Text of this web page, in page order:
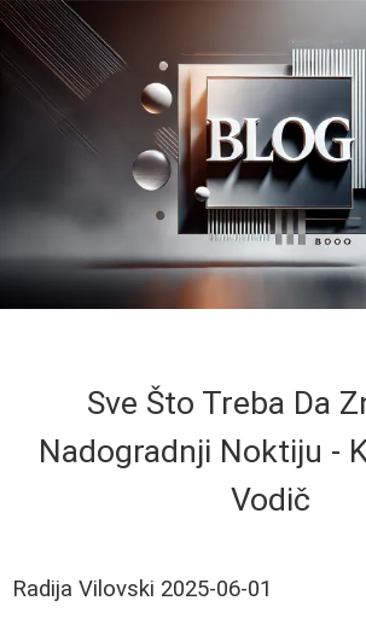
Sve Što Treba Da
Nadogradnji Noktiju -
Vodič
Radija Vilovski 2025-06-01